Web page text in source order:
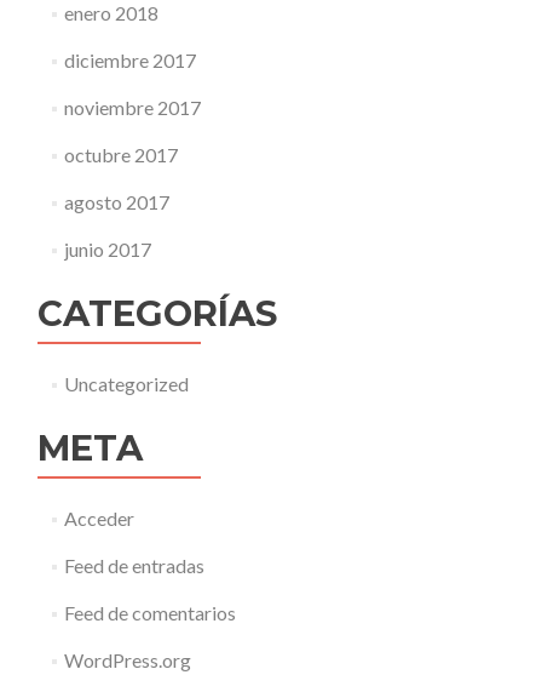
enero 2018
diciembre 2017
noviembre 2017
octubre 2017
agosto 2017
junio 2017
CATEGORÍAS
Uncategorized
META
Acceder
Feed de entradas
Feed de comentarios
WordPress.org